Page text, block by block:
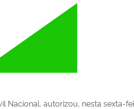
Nacional, autorizou, nesta sexta-